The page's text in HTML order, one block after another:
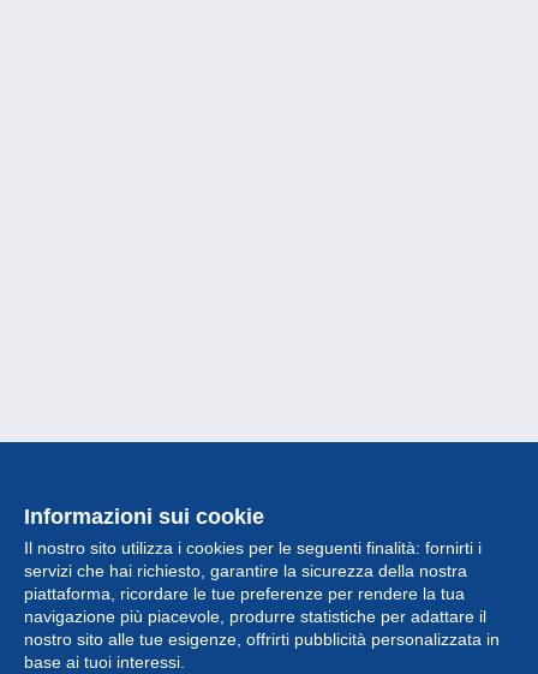
Informazioni sui cookie
Il nostro sito utilizza i cookies per le seguenti finalità: fornirti i
servizi che hai richiesto, garantire la sicurezza della nostra
piattaforma, ricordare le tue preferenze per rendere la tua
navigazione più piacevole, produrre statistiche per adattare il
nostro sito alle tue esigenze, offrirti pubblicità personalizzata in
base ai tuoi interessi.
Collezione